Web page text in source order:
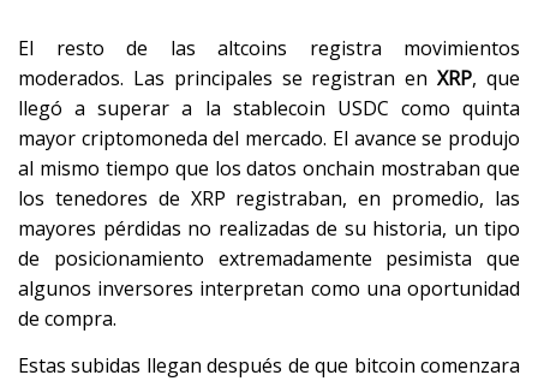
El resto de las altcoins registra movimientos
moderados. Las principales se registran enXRP, que
llegó a superar a la stablecoin USDC como quinta
mayor criptomoneda del mercado. El avance se produjo
al mismo tiempo que los datos onchain mostraban que
los tenedores de XRP registraban, en promedio, las
mayores pérdidas no realizadas de su historia, un tipo
de posicionamiento extremadamente pesimista que
algunos inversores interpretan como una oportunidad
de compra.
Estas subidas llegan después de que bitcoin comenzara